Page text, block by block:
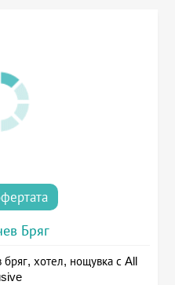
Бряг
бряг, хотел, нощувка с All